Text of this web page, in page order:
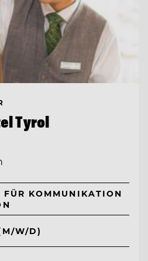
Tyrol
KOMMUNIKATION
W/D)